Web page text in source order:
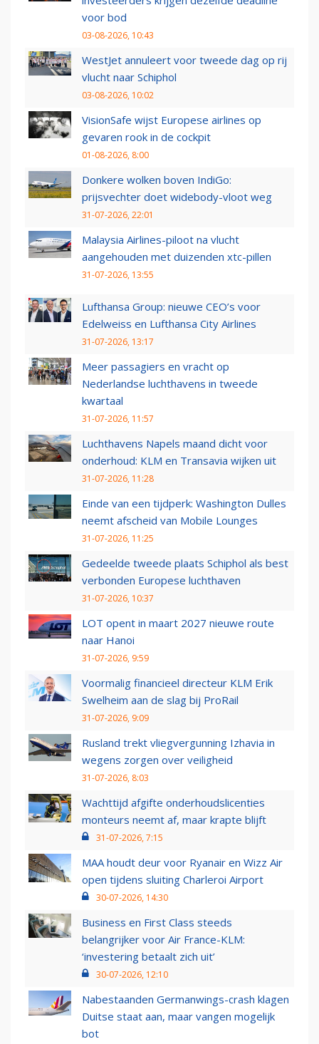
voor bod
03-08-2026, 10:43
WestJet annuleert voor tweede dag op rij
vlucht naar Schiphol
03-08-2026, 10:02
VisionSafe wijst Europese airlines op
gevaren rook in de cockpit
01-08-2026, 8:00
Donkere wolken boven IndiGo:
prijsvechter doet widebody-vloot weg
31-07-2026, 22:01
Malaysia Airlines-piloot na vlucht
aangehouden met duizenden xtc-pillen
31-07-2026, 13:55
Lufthansa Group: nieuwe CEO’s voor
Edelweiss en Lufthansa City Airlines
31-07-2026, 13:17
Meer passagiers en vracht op
Nederlandse luchthavens in tweede
kwartaal
31-07-2026, 11:57
Luchthavens Napels maand dicht voor
onderhoud: KLM en Transavia wijken uit
31-07-2026, 11:28
Einde van een tijdperk: Washington Dulles
neemt afscheid van Mobile Lounges
31-07-2026, 11:25
Gedeelde tweede plaats Schiphol als best
verbonden Europese luchthaven
31-07-2026, 10:37
LOT opent in maart 2027 nieuwe route
naar Hanoi
31-07-2026, 9:59
Voormalig financieel directeur KLM Erik
Swelheim aan de slag bij ProRail
31-07-2026, 9:09
Rusland trekt vliegvergunning Izhavia in
wegens zorgen over veiligheid
31-07-2026, 8:03
Wachttijd afgifte onderhoudslicenties
monteurs neemt af, maar krapte blijft
31-07-2026, 7:15
MAA houdt deur voor Ryanair en Wizz Air
open tijdens sluiting Charleroi Airport
30-07-2026, 14:30
Business en First Class steeds
belangrijker voor Air France-KLM:
‘investering betaalt zich uit’
30-07-2026, 12:10
Nabestaanden Germanwings-crash klagen
Duitse staat aan, maar vangen mogelijk
bot